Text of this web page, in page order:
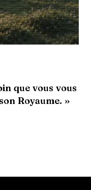
que vous vous
Royaume. »